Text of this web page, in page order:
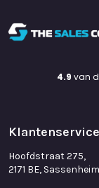
4.9 van
Klantenservice
Hoofdstraat 275,
2171 BE, Sassenheim